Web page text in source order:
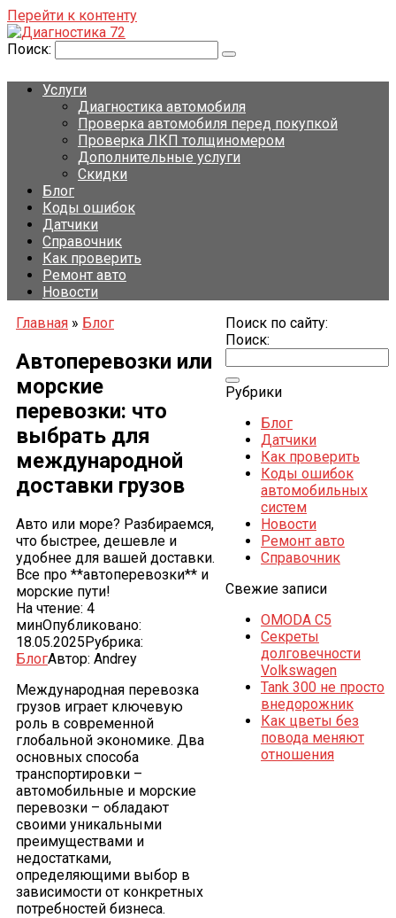
Перейти к контенту
Поиск:
Услуги
Диагностика автомобиля
Проверка автомобиля перед покупкой
Проверка ЛКП толщиномером
Дополнительные услуги
Скидки
Блог
Коды ошибок
Датчики
Справочник
Как проверить
Ремонт авто
Новости
Главная » Блог
Автоперевозки или
морские
перевозки: что
выбрать для
международной
доставки грузов
Авто или море? Разбираемся,
что быстрее, дешевле и
удобнее для вашей доставки.
Все про **автоперевозки** и
морские пути!
На чтение: 4
минОпубликовано:
18.05.2025Рубрика:
БлогАвтор: Andrey
Международная перевозка
грузов играет ключевую
роль в современной
глобальной экономике. Два
основных способа
транспортировки –
автомобильные и морские
перевозки – обладают
своими уникальными
преимуществами и
недостатками,
определяющими выбор в
зависимости от конкретных
потребностей бизнеса.
Поиск по сайту:
Поиск:
Рубрики
Блог
Датчики
Как проверить
Коды ошибок
автомобильных
систем
Новости
Ремонт авто
Справочник
Свежие записи
OMODA C5
Секреты
долговечности
Volkswagen
Tank 300 не просто
внедорожник
Как цветы без
повода меняют
отношения